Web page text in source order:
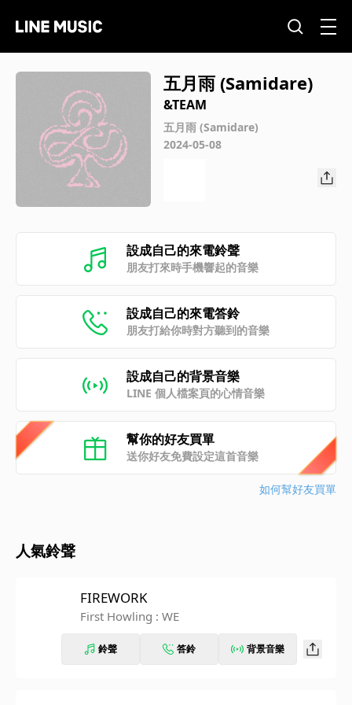
五月雨 (Samidare)
&TEAM
五月雨 (Samidare)
2024-05-08
設成自己的來電鈴聲
朋友打來時手機響起的音樂
設成自己的來電答鈴
朋友打給你時對方聽到的音樂
設成自己的背景音樂
LINE 個人檔案頁的心情音樂
幫你的好友買單
送你好友免費設定這首音樂
如何幫好友買單
人氣鈴聲
FIREWORK
First Howling : WE
鈴聲 答鈴 背景音樂